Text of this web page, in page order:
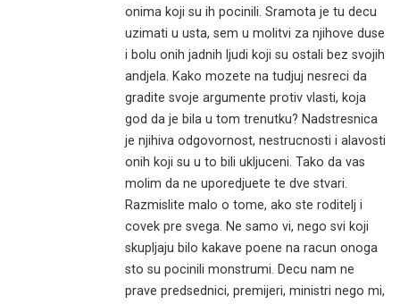
onima koji su ih pocinili. Sramota je tu decu
uzimati u usta, sem u molitvi za njihove duse
i bolu onih jadnih ljudi koji su ostali bez svojih
andjela. Kako mozete na tudjuj nesreci da
gradite svoje argumente protiv vlasti, koja
god da je bila u tom trenutku? Nadstresnica
je njihiva odgovornost, nestrucnosti i alavosti
onih koji su u to bili ukljuceni. Tako da vas
molim da ne uporedjuete te dve stvari.
Razmislite malo o tome, ako ste roditelj i
covek pre svega. Ne samo vi, nego svi koji
skupljaju bilo kakave poene na racun onoga
sto su pocinili monstrumi. Decu nam ne
prave predsednici, premijeri, ministri nego mi,